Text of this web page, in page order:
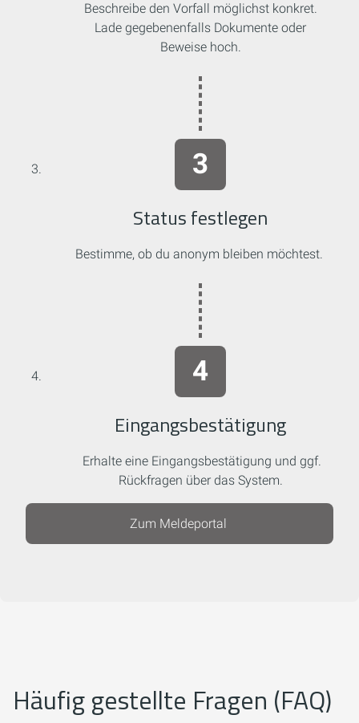
Beschreibe den Vorfall möglichst konkret.
Lade gegebenenfalls Dokumente oder
Beweise hoch.
Status festlegen
Bestimme, ob du anonym bleiben möchtest.
Eingangsbestätigung
Erhalte eine Eingangsbestätigung und ggf.
Rückfragen über das System.
Zum Meldeportal
Häufig gestellte Fragen (FAQ)